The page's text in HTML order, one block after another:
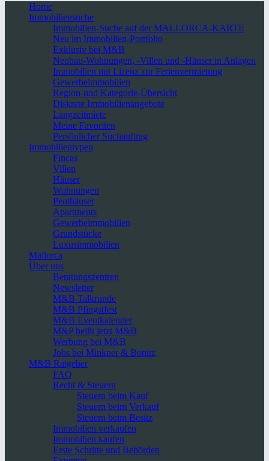
Home
Immobiliensuche
Immobilien-Suche auf der MALLORCA-KARTE
Neu im Immobilien-Portfolio
Exklusiv bei M&B
Neubau-Wohnungen, -Villen und -Häuser in Anlagen
Immobilien mit Lizenz zur Ferienvermietung
Gewerbeimmobilien
Region-und Kategorie-Übersicht
Diskrete Immobilienangebote
Langzeitmiete
Meine Favoriten
Persönlicher Suchauftrag
Immobilientypen
Fincas
Villen
Häuser
Wohnungen
Penthäuser
Apartments
Gewerbeimmobilien
Grundstücke
Luxusimmobilien
Mallorca
Über uns
Beratungszentren
Newsletter
M&B Talkrunde
M&B Pfingstfest
M&B Eventkalender
M&P heißt jetzt M&B
Werbung bei M&B
Jobs bei Minkner & Bonitz
M&B Ratgeber
FAQ
Recht & Steuern
Steuern beim Kauf
Steuern beim Verkauf
Steuern beim Besitz
Immobilien verkaufen
Immobilien kaufen
Erste Schritte und Behörden